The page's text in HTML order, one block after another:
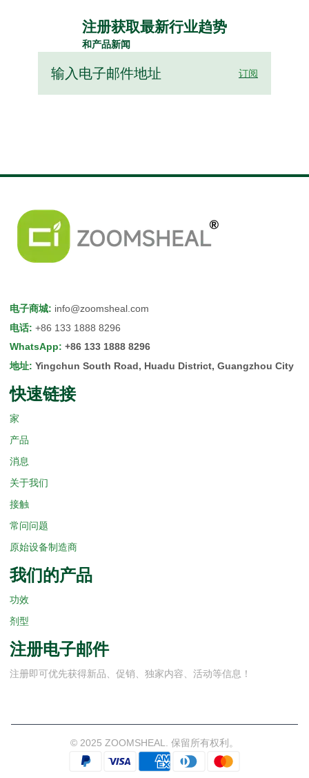
注册获取最新行业趋势
和产品新闻
订阅
电子商城: info@zoomsheal.com
电话: +86 133 1888 8296
WhatsApp: +86 133 1888 8296
地址: Yingchun South Road, Huadu District, Guangzhou City
快速链接
家
产品
消息
关于我们
接触
常问问题
原始设备制造商
我们的产品
功效
剂型
注册电子邮件
注册即可优先获得新品、促销、独家内容、活动等信息！
© 2025 ZOOMSHEAL. 保留所有权利。